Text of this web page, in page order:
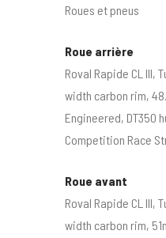
Roues et pneus
Roue arrière
Roval Rapide CL III,
width carbon rim,
Engineered, DT350
Competition Race
Roue avant
Roval Rapide CL III,
width carbon rim,